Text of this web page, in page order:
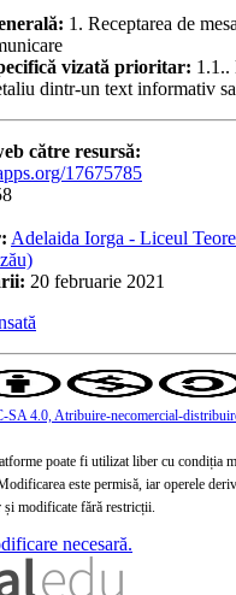
1. Receptarea de
vizată prioritar: 1.1..
dintr-un text informativ
către resursă:
17675785
Adelaida Iorga - Liceul
20 februarie 2021
SA 4.0, Atribuire-necomercial-
poate fi utilizat liber cu condiția
este permisă, iar operele
modificate fără restricții.
necesară.